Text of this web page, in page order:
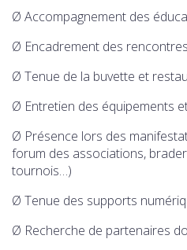
Ø Accompagnement des
Ø Encadrement des rencontres
Ø Tenue de la buvette et
Ø Entretien des équipements
Ø Présence lors des
forum des associations,
tournois…)
Ø Tenue des supports
Ø Recherche de partenaires